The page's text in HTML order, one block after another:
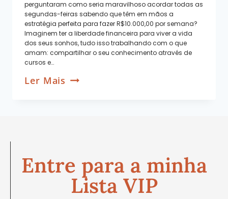
perguntaram como seria maravilhoso acordar todas as
segundas-feiras sabendo que têm em mãos a
estratégia perfeita para fazer R$10.000,00 por semana?
Imaginem ter a liberdade financeira para viver a vida
dos seus sonhos, tudo isso trabalhando com o que
amam: compartilhar o seu conhecimento através de
cursos e…
Ler Mais
Entre para a minha
Lista VIP